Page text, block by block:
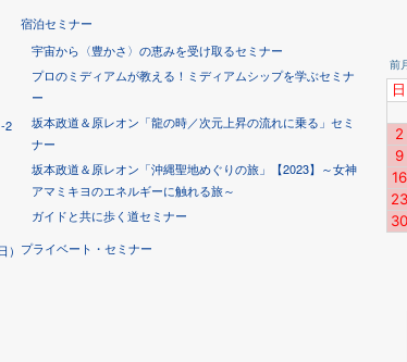
2
宿泊セミナー
宇宙から〈豊かさ〉の恵みを受け取るセミナー
プロのミディアムが教える！ミディアムシップを学ぶセミナ
ー
坂本政道＆原レオン「龍の時／次元上昇の流れに乗る」セミ
ナー
坂本政道＆原レオン「沖縄聖地めぐりの旅」【2023】～女神
アマミキヨのエネルギーに触れる旅～
ガイドと共に歩く道セミナー
プライベート・セミナー